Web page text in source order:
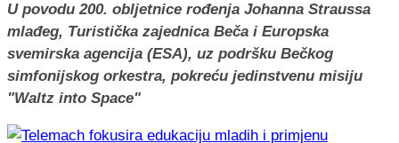
U povodu 200. obljetnice rođenja Johanna Straussa
mlađeg, Turistička zajednica Beča i Europska
svemirska agencija (ESA), uz podršku Bečkog
simfonijskog orkestra, pokreću jedinstvenu misiju
"Waltz into Space"